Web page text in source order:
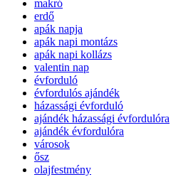
makró
erdő
apák napja
apák napi montázs
apák napi kollázs
valentin nap
évforduló
évfordulós ajándék
házassági évforduló
ajándék házassági évfordulóra
ajándék évfordulóra
városok
ősz
olajfestmény